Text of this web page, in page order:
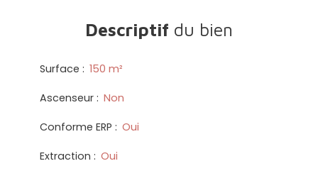
Descriptif du bien
Surface : 150 m²
Ascenseur : Non
Conforme ERP : Oui
Extraction : Oui